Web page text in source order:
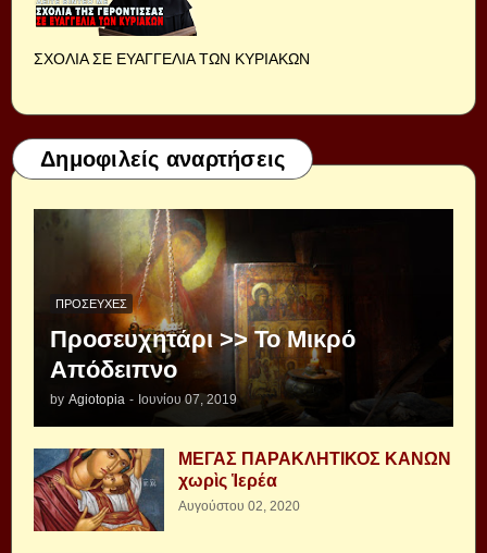
ΣΧΟΛΙΑ ΣΕ ΕΥΑΓΓΕΛΙΑ ΤΩΝ ΚΥΡΙΑΚΩΝ
Δημοφιλείς αναρτήσεις
ΠΡΟΣΕΥΧΈΣ
Προσευχητάρι >> Το Μικρό
Απόδειπνο
by Agiotopia - Ιουνίου 07, 2019
ΜΕΓΑΣ ΠΑΡΑΚΛΗΤΙΚΟΣ ΚΑΝΩΝ
χωρὶς Ἱερέα
Αυγούστου 02, 2020